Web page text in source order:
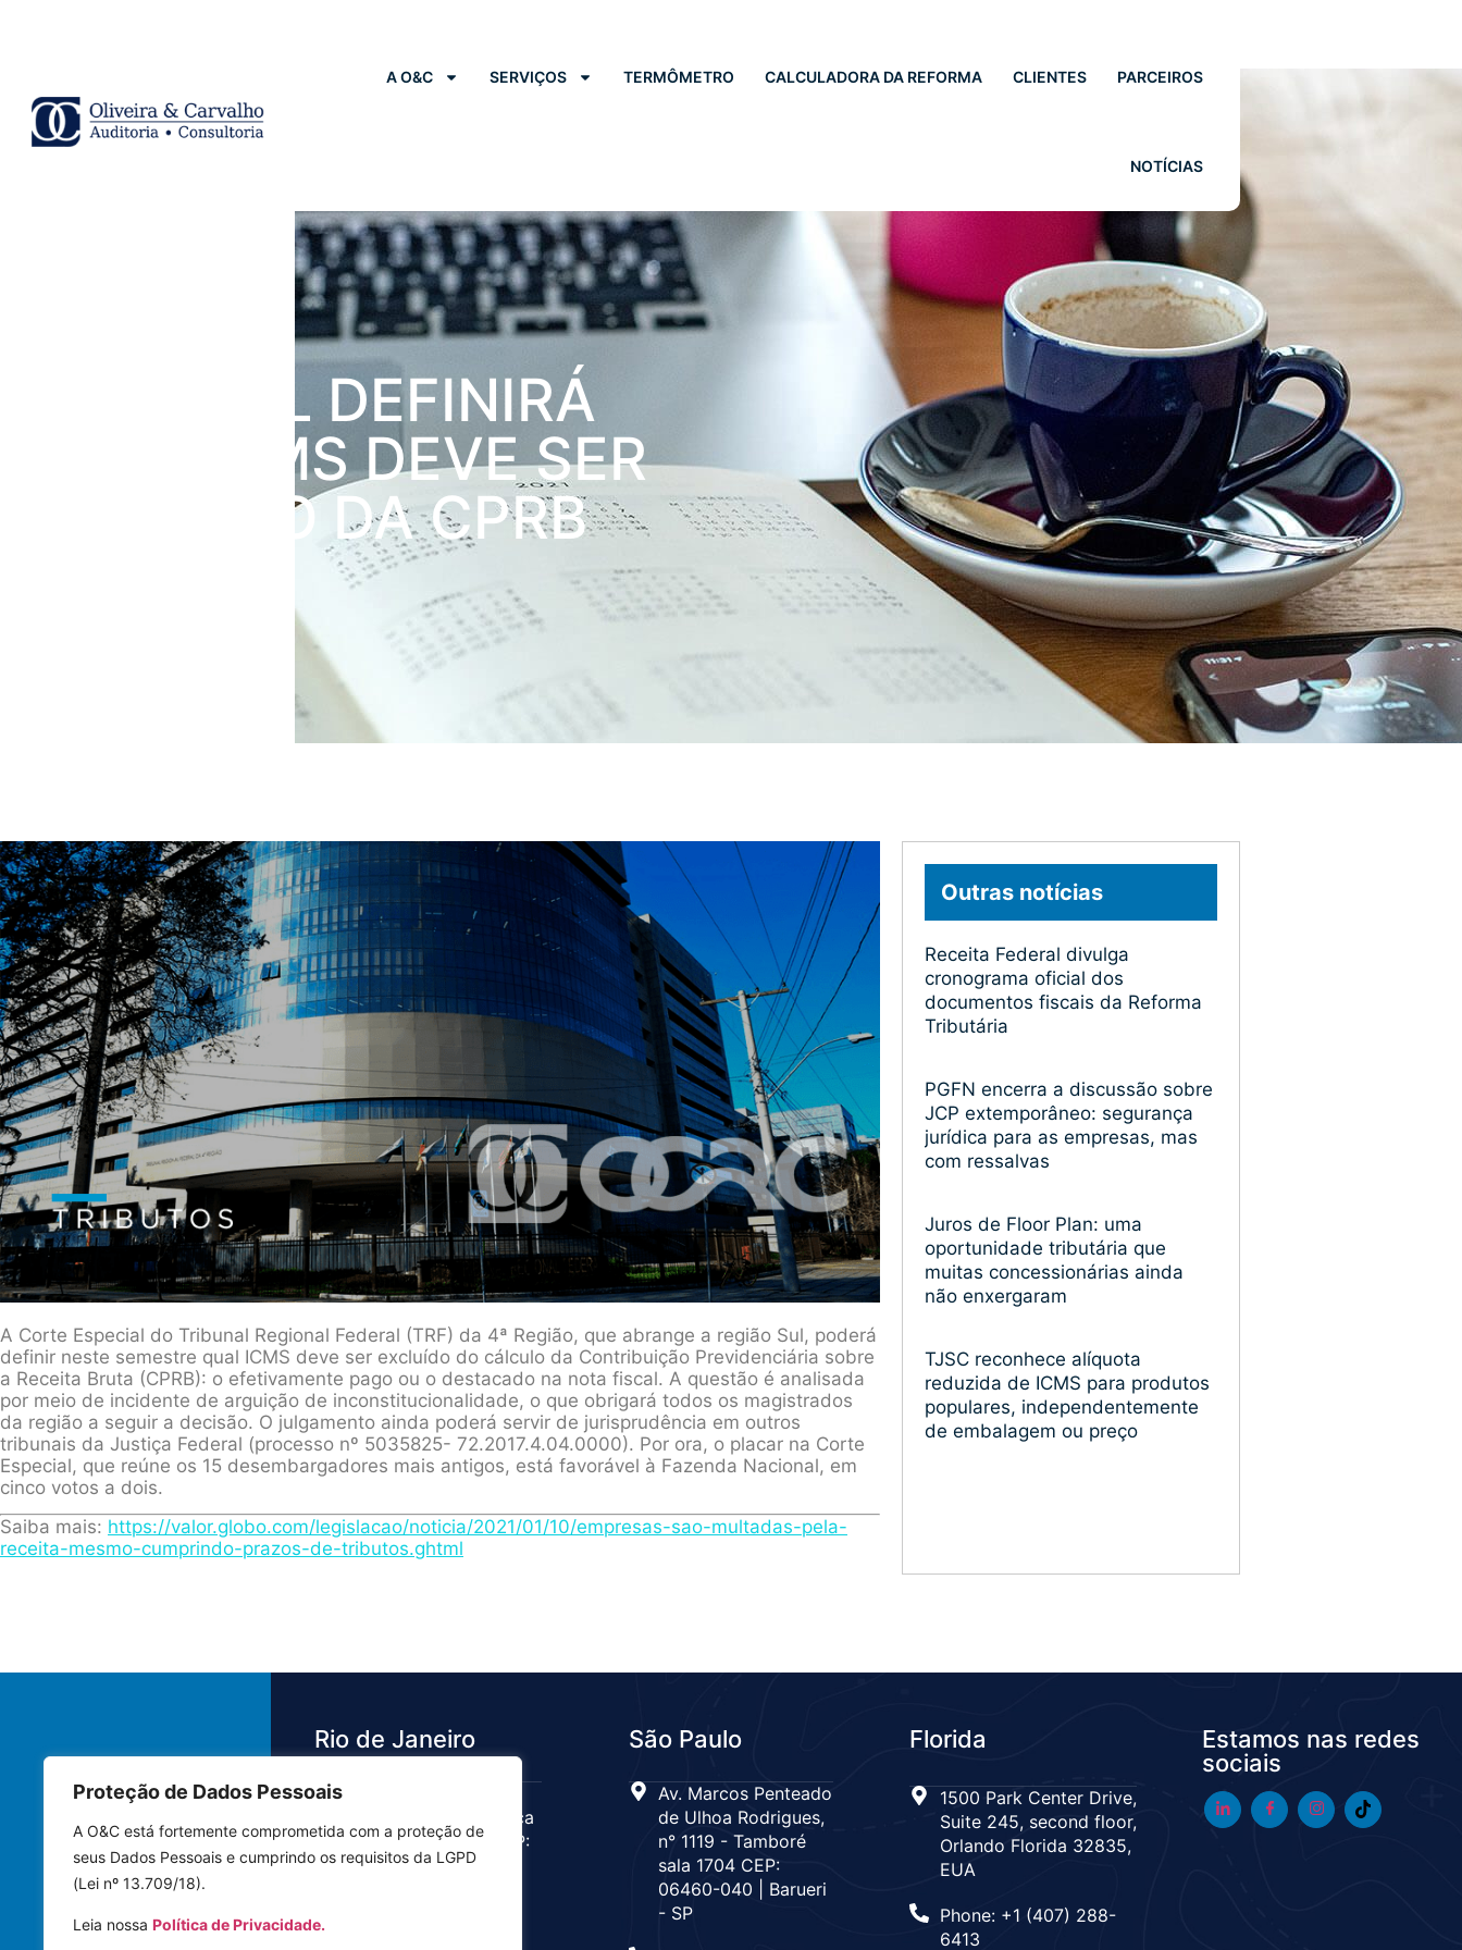
Proteção de Dados Pessoais
A O&C está fortemente comprometida com a proteção de
seus Dados Pessoais e cumprindo os requisitos da LGPD
(Lei nº 13.709/18).
Leia nossa Política de Privacidade.
A O&C SERVIÇOS TERMÔMETRO CALCULADORA DA REFORMA CLIENTES PARCEIROS
NOTÍCIAS
TRIBUNAL DEFINIRÁ
QUAL ICMS DEVE SER
EXCLUÍDO DA CPRB
A Corte Especial do Tribunal Regional Federal (TRF) da 4ª Região, que abrange a região Sul, poderá
definir neste semestre qual ICMS deve ser excluído do cálculo da Contribuição Previdenciária sobre
a Receita Bruta (CPRB): o efetivamente pago ou o destacado na nota fiscal. A questão é analisada
por meio de incidente de arguição de inconstitucionalidade, o que obrigará todos os magistrados
da região a seguir a decisão. O julgamento ainda poderá servir de jurisprudência em outros
tribunais da Justiça Federal (processo nº 5035825- 72.2017.4.04.0000). Por ora, o placar na Corte
Especial, que reúne os 15 desembargadores mais antigos, está favorável à Fazenda Nacional, em
cinco votos a dois.
Saiba mais: https://valor.globo.com/legislacao/noticia/2021/01/10/empresas-sao-multadas-pela-
receita-mesmo-cumprindo-prazos-de-tributos.ghtml
Outras notícias
Receita Federal divulga
cronograma oficial dos
documentos fiscais da Reforma
Tributária
PGFN encerra a discussão sobre
JCP extemporâneo: segurança
jurídica para as empresas, mas
com ressalvas
Juros de Floor Plan: uma
oportunidade tributária que
muitas concessionárias ainda
não enxergaram
TJSC reconhece alíquota
reduzida de ICMS para produtos
populares, independentemente
de embalagem ou preço
Rio de Janeiro
3.500 - Barra da Tijuca
Bloco 4 Sala 442 CEP:
22640-102 | Rio de
São Paulo
Av. Marcos Penteado
de Ulhoa Rodrigues,
n° 1119 - Tamboré
sala 1704 CEP:
06460-040 | Barueri
- SP
Florida
1500 Park Center Drive,
Suite 245, second floor,
Orlando Florida 32835,
EUA
Phone: +1 (407) 288-
6413
Estamos nas redes
sociais